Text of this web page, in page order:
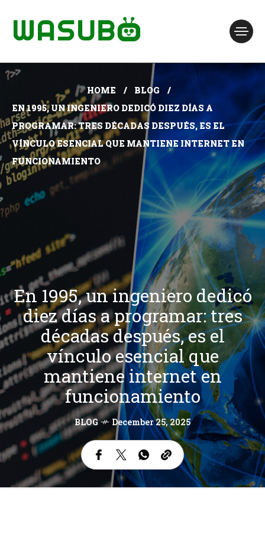
HOME
BLOG
EN 1995, UN INGENIERO DEDICÓ DIEZ DÍAS A
PROGRAMAR: TRES DÉCADAS DESPUÉS, ES EL
VÍNCULO ESENCIAL QUE MANTIENE INTERNET EN
FUNCIONAMIENTO
En 1995, un ingeniero dedicó
diez días a programar: tres
décadas después, es el
vínculo esencial que
mantiene internet en
funcionamiento
BLOG December 25, 2025